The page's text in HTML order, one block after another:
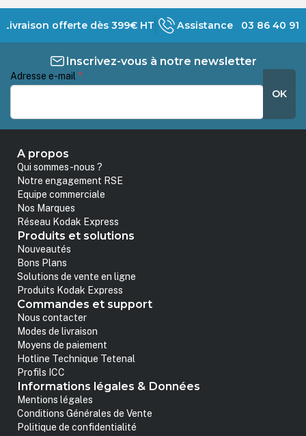
Livraison offerte dès 399€ HT Assistance 03 86 40 91
Inscrivez-vous à notre newsletter
Adresse e-mail *
OK
A propos
Qui sommes-nous ?
Notre engagement RSE
Equipe commerciale
Nos Marques
Réseau Kodak Express
Produits et solutions
Nouveautés
Bons Plans
Solutions de vente en ligne
Produits Kodak Express
Commandes et support
Nous contacter
Modes de livraison
Moyens de paiement
Hotline Technique Tetenal
Profils ICC
Informations légales & Données
Mentions légales
Conditions Générales de Vente
Politique de confidentialité